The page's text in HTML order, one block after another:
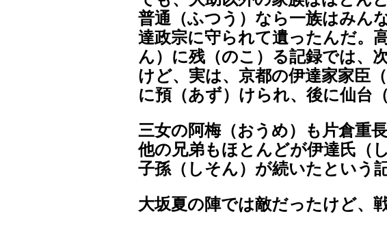
普通（ふつう）なら一族はみん
達政宗に守られて遺ったんだ。
ん）に残（のこ）る記録では、
けど、実は、京都の伊達家家臣
に預（あず）けられ、後に仙台
三女の阿梅（おうめ）も片倉重
他の兄弟もほとんどが伊達氏（
子孫（しそん）が続いたという
大坂夏の陣では敵だったけど、